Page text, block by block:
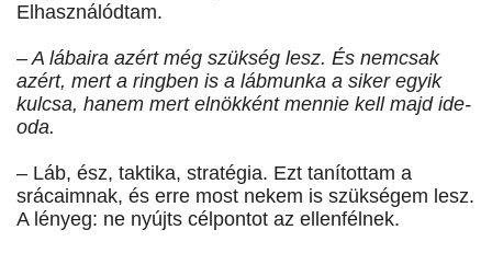
Elhasználódtam.
– A lábaira azért még szükség lesz. És nemcsak
azért, mert a ringben is a lábmunka a siker egyik
kulcsa, hanem mert elnökként mennie kell majd ide-
oda.
– Láb, ész, taktika, stratégia. Ezt tanítottam a
srácaimnak, és erre most nekem is szükségem lesz.
A lényeg: ne nyújts célpontot az ellenfélnek.